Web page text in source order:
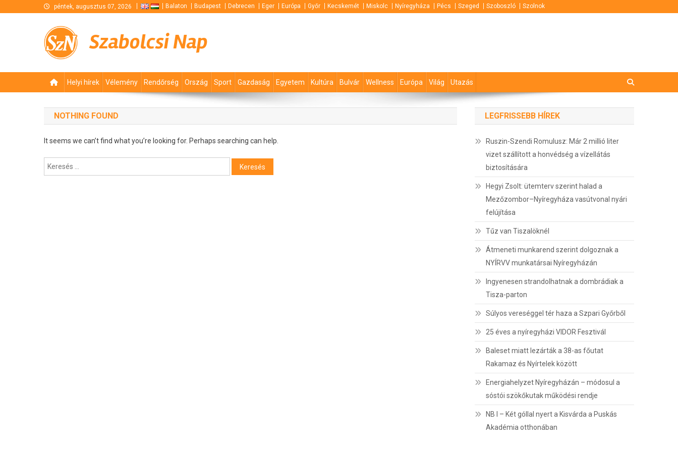
péntek, augusztus 07, 2026 Balaton Budapest Debrecen Eger Európa Győr Kecskemét Miskolc Nyíregyháza Pécs Szeged Szoboszló Szolnok
Szabolcsi Nap
Helyi hírek Vélemény Rendőrség Ország Sport Gazdaság Egyetem Kultúra Bulvár Wellness Európa Világ Utazás
NOTHING FOUND
It seems we can’t find what you’re looking for. Perhaps searching can help.
Keresés:
LEGFRISSEBB HÍREK
Ruszin-Szendi Romulusz: Már 2 millió liter
vizet szállított a honvédség a vízellátás
biztosítására
Hegyi Zsolt: ütemterv szerint halad a
Mezőzombor–Nyíregyháza vasútvonal nyári
felújítása
Tűz van Tiszalöknél
Átmeneti munkarend szerint dolgoznak a
NYÍRVV munkatársai Nyíregyházán
Ingyenesen strandolhatnak a dombrádiak a
Tisza-parton
Súlyos vereséggel tér haza a Szpari Győrből
25 éves a nyíregyházi VIDOR Fesztivál
Baleset miatt lezárták a 38-as főutat
Rakamaz és Nyírtelek között
Energiahelyzet Nyíregyházán – módosul a
sóstói szökőkutak működési rendje
NB I – Két góllal nyert a Kisvárda a Puskás
Akadémia otthonában